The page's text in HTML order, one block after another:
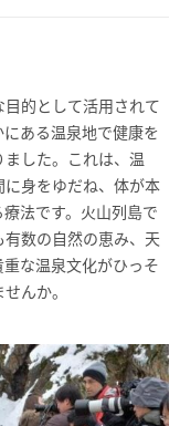
的として活用されて
ある温泉地で健康を
した。これは、温
身をゆだね、体が本
法です。火山列島で
数の自然の恵み、天
な温泉文化がひっそ
んか。